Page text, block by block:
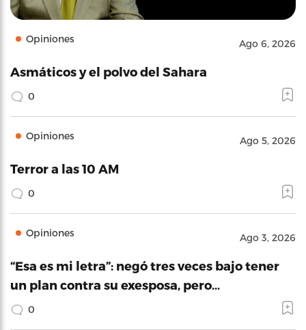
Opiniones Ago 6, 2026
Asmáticos y el polvo del Sahara
0
Opiniones Ago 5, 2026
Terror a las 10 AM
0
Opiniones Ago 3, 2026
“Esa es mi letra”: negó tres veces bajo tener
un plan contra su exesposa, pero…
0